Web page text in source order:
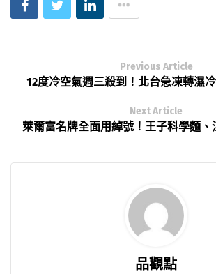
Previous Article
12度冷空氣週三殺到！北台急凍轉濕
Next Article
萊爾富名牌全面用綽號！王子科學麵、
品觀點